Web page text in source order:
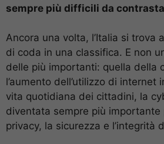
sempre più difficili da
Ancora una volta, l’Italia si trova
di coda in una classifica. E non
delle più importanti: quella della
l’aumento dell’utilizzo di
vita quotidiana dei cittadini, la
diventata sempre più importante
privacy, la sicurezza e l’integrità